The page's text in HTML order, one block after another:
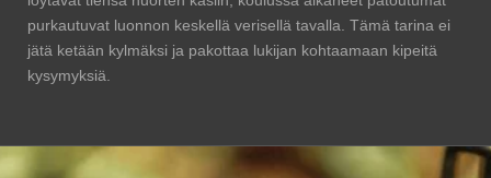
purkautuvat luonnon keskellä verisellä tavalla. Tämä tarina ei
jätä ketään kylmäksi ja pakottaa lukijan kohtaamaan kipeitä
kysymyksiä.